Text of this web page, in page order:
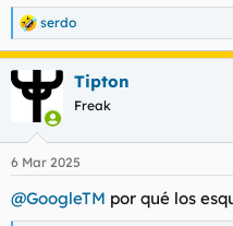
R
e
a
c
c
e
:
serdo
Tipton
Freak
6 Mar 2025
@GoogleTM por qué los